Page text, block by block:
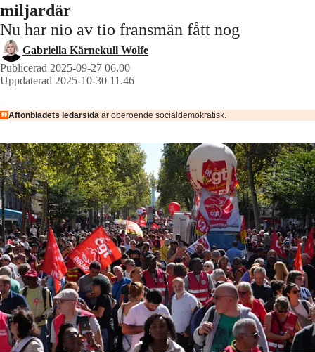
miljardär
Nu har nio av tio fransmän fått nog
Gabriella Kärnekull Wolfe
Publicerad 2025-09-27 06.00
Uppdaterad 2025-10-30 11.46
Aftonbladets ledarsida är oberoende socialdemokratisk.